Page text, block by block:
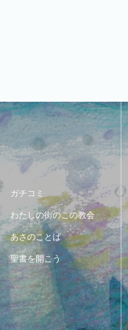
ガチコミ
わたしの街のこの教会
あさのことば
聖書を開こう